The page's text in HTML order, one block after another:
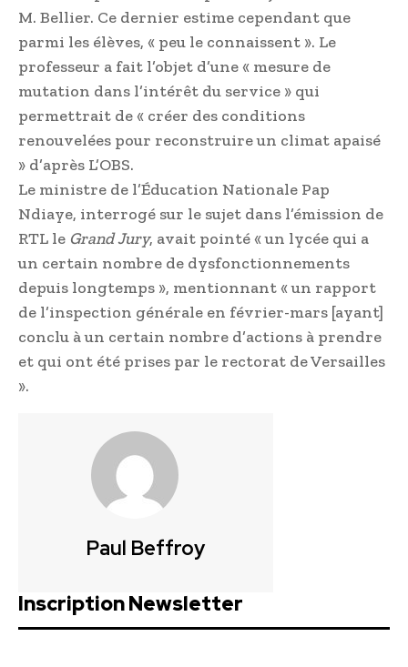
M. Bellier. Ce dernier estime cependant que
parmi les élèves, « peu le connaissent ». Le
professeur a fait l’objet d’une « mesure de
mutation dans l’intérêt du service » qui
permettrait de « créer des conditions
renouvelées pour reconstruire un climat apaisé
» d’après L’OBS.
Le ministre de l’Éducation Nationale Pap
Ndiaye, interrogé sur le sujet dans l’émission de
RTL le Grand Jury, avait pointé « un lycée qui a
un certain nombre de dysfonctionnements
depuis longtemps », mentionnant « un rapport
de l’inspection générale en février-mars [ayant]
conclu à un certain nombre d’actions à prendre
et qui ont été prises par le rectorat de Versailles
».
Paul Beffroy
Inscription Newsletter